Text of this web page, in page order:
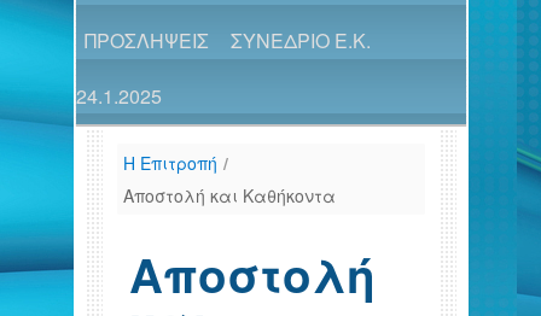
ΠΡΟΣΛΗΨΕΙΣ
ΣΥΝΕΔΡΙΟ Ε.Κ.
24.1.2025
H Επιτροπή /
Αποστολή και Καθήκοντα
Αποστολή